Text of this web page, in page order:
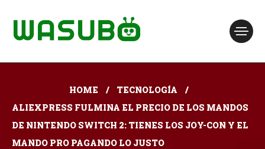
HOME
TECNOLOGÍA
ALIEXPRESS FULMINA EL PRECIO DE LOS MANDOS
DE NINTENDO SWITCH 2: TIENES LOS JOY-CON Y EL
MANDO PRO PAGANDO LO JUSTO